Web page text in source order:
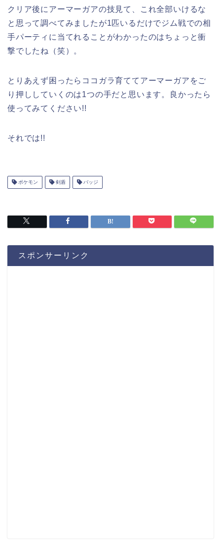
クリア後にアーマーガアの技見て、これ全部いけるな
と思って調べてみましたが1匹いるだけでジム戦での相
手パーティに当てれることがわかったのはちょっと衝
撃でしたね（笑）。
とりあえず困ったらココガラ育ててアーマーガアをご
り押ししていくのは1つの手だと思います。良かったら
使ってみてください!!
それでは!!
ポケモン 剣盾 バッジ
スポンサーリンク